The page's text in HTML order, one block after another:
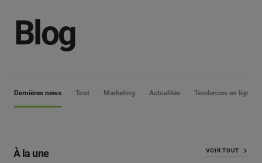
Blog
Dernières news Tout Marketing Actualités Tendances en ligne
À la une VOIR TOUT